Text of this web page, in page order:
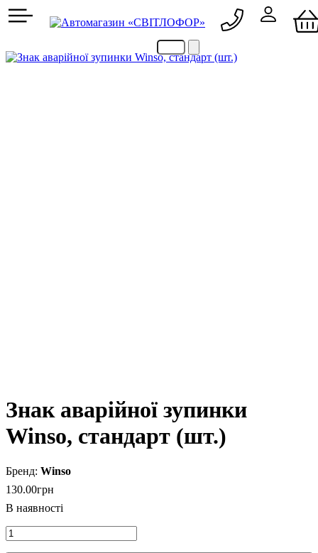
Знак аварійної зупинки
Winso, стандарт (шт.)
Winso
130.00грн
050 705 90 09